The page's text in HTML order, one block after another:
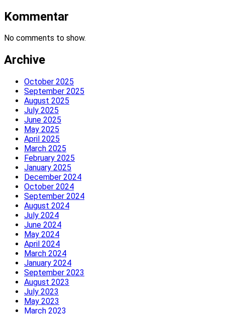
Kommentar
No comments to show.
Archive
October 2025
September 2025
August 2025
July 2025
June 2025
May 2025
April 2025
March 2025
February 2025
January 2025
December 2024
October 2024
September 2024
August 2024
July 2024
June 2024
May 2024
April 2024
March 2024
January 2024
September 2023
August 2023
July 2023
May 2023
March 2023